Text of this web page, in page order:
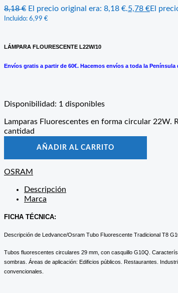
8,18€ El precio original era: 8,18 €.5,78 €El
Incluido: 6,99 €
LÁMPARA FLOURESCENTE L22W/10
Envíos gratis a partir de 60€. Hacemos envíos a toda la Península
Disponibilidad: 1 disponibles
Lamparas Fluorescentes en forma circular 22W.
cantidad
AÑADIR AL CARRITO
OSRAM
Descripción
Marca
FICHA TÉCNICA:
Descripción de Ledvance/Osram Tubo Fluorescente Tradicional T8
Tubos fluorescentes circulares 29 mm, con casquillo G10Q.
sombras. Áreas de aplicación: Edificios públicos. Restaurantes.
convencionales.